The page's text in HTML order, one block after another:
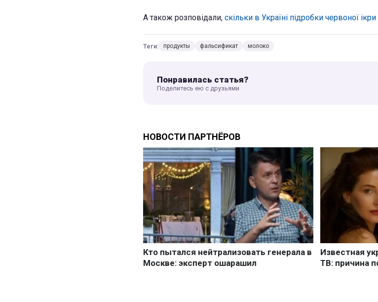
А також розповідали, скільки в Україні підробки червоної ікри
Теги: продукты фальсификат молоко
Понравилась статья?
Поделитесь ею с друзьями